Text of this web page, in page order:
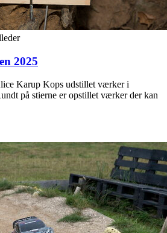
2025
Karup Kops udstillet værker i
på stierne er opstillet værker der kan